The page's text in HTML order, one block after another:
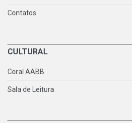
Contatos
CULTURAL
Coral AABB
Sala de Leitura